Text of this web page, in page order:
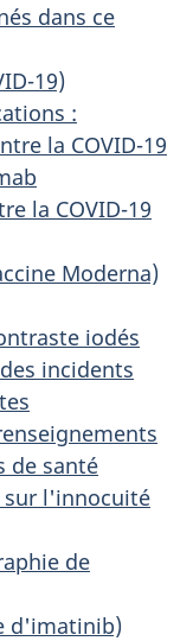
dans ce
19)
:
la COVID-19
la COVID-19
Moderna)
iodés
incidents
de santé
sur l'innocuité
de
d'imatinib)